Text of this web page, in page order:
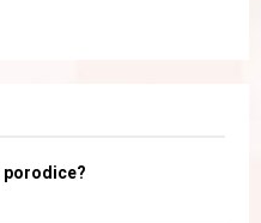
porodice?